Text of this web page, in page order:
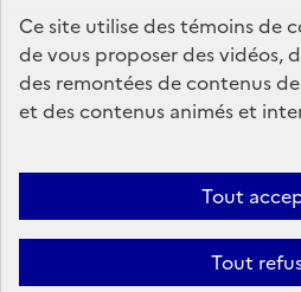
Ce site utilise des témoins de
de vous proposer des vidéos,
des remontées de contenus
et des contenus animés et
Tout
Tout
data.gouv.fr
service-public.gouv.fr
Mentions légales Accessibilité :
d’utilisation des témoins de connexion
Plan du site